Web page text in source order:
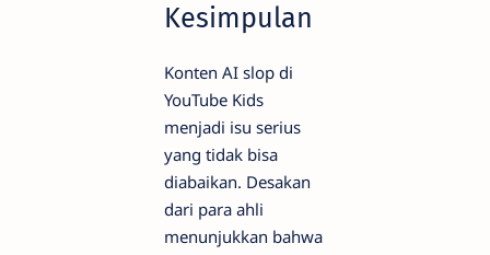
Kesimpulan
Konten AI slop di
YouTube Kids
menjadi isu serius
yang tidak bisa
diabaikan. Desakan
dari para ahli
menunjukkan bahwa